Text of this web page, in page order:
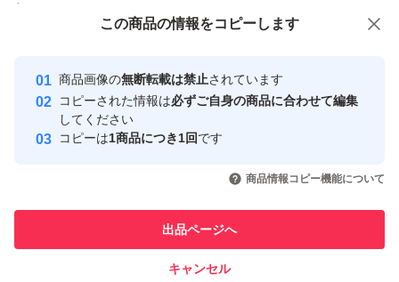
付与しています
安心取引出品者
心・安全なユーザーです
取引実績
引を完了させた実績があります
での取引実績があります
この商品の情報をコピーします
商品画像の無断転載は禁止されています
コピーされた情報は必ずご自身の商品に合わせて編集
してください
コピーは1商品につき1回です
商品情報コピー機能について
出品ページへ
キャンセル
この商品をみている人にオススメ